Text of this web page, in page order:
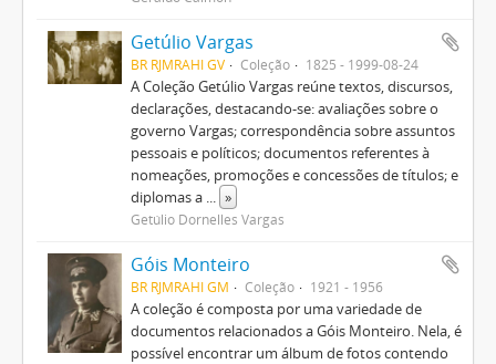
Getúlio Vargas
BR RJMRAHI GV Coleção 1825 - 1999-08-24
A Coleção Getúlio Vargas reúne textos, discursos,
declarações, destacando-se: avaliações sobre o
governo Vargas; correspondência sobre assuntos
pessoais e políticos; documentos referentes à
nomeações, promoções e concessões de títulos; e
diplomas a ... »
Getúlio Dornelles Vargas
Góis Monteiro
BR RJMRAHI GM Coleção 1921 - 1956
A coleção é composta por uma variedade de
documentos relacionados a Góis Monteiro. Nela, é
possível encontrar um álbum de fotos contendo